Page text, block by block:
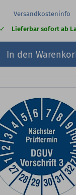
Versandkosteninfo
Lieferbar sofort ab
In den